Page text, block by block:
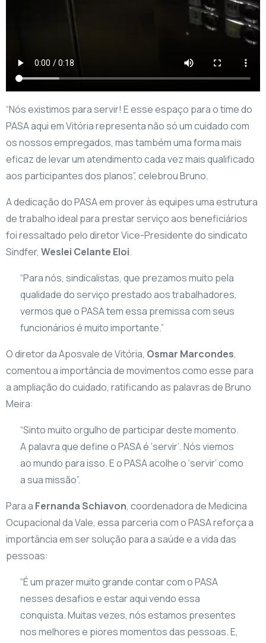
“Nós existimos para servir! E esse espaço para o time do
PASA aqui em Vitória representa não só um cuidado com
os nossos empregados, mas também uma forma mais
eficaz de levar um atendimento cada vez mais qualificado
aos participantes dos planos”, celebrou Bruno.
A dedicação do PASA em prover às equipes uma estrutura
de trabalho ideal para prestar serviço aos beneficiários
foi ressaltado pelo diretor Vice-Presidente do sindicato
Sindfer, Weslei Celante Eloi.
“Para nós, sindicalistas, que prezamos muito pela
qualidade do serviço prestado aos trabalhadores,
vermos que o PASA tem essa premissa com seus
funcionários é muito importante.”
O diretor da Aposvale de Vitória, Osmar Marcondes,
comentou a importância de movimentos como esse para
a ampliação do cuidado, ratificando as palavras de Bruno
Meira:
“Sinto muito orgulho de participar deste momento.
A palavra que define o PASA é ‘servir’. Nós viemos
ao mundo para isso. E o PASA acolhe o ‘servir’ como
a sua missão”.
Para a FernandaSchiavon, coordenadora de Medicina
Ocupacional da Vale, essa parceria com o PASA reforça a
importância em ser solução para a saúde e a vida das
pessoas:
“É um prazer muito grande contar com o PASA
nesses desafios e estar aqui vendo essa
conquista. Muitas vezes, nós estamos presentes
nos melhores e piores momentos das pessoas. E,